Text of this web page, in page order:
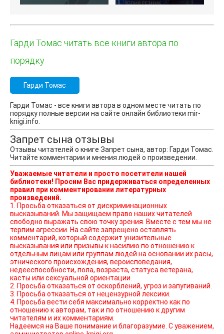
Гарди Томас читать все книги автора по
порядку
Гарди Томас
Гарди Томас - все книги автора в одном месте читать по
порядку полные версии на сайте онлайн библиотеки mir-
knigi.info.
Запрет сына отзывы
Отзывы читателей о книге Запрет сына, автор: Гарди Томас.
Читайте комментарии и мнения людей о произведении.
Уважаемые читатели и просто посетители нашей
библиотеки! Просим Вас придерживаться определенных
правил при комментировании литературных
произведений.
1. Просьба отказаться от дискриминационных
высказываний. Мы защищаем право наших читателей
свободно выражать свою точку зрения. Вместе с тем мы не
терпим агрессии. На сайте запрещено оставлять
комментарий, который содержит унизительные
высказывания или призывы к насилию по отношению к
отдельным лицам или группам людей на основании их расы,
этнического происхождения, вероисповедания,
недееспособности, пола, возраста, статуса ветерана,
касты или сексуальной ориентации.
2. Просьба отказаться от оскорблений, угроз и запугиваний.
3. Просьба отказаться от нецензурной лексики.
4. Просьба вести себя максимально корректно как по
отношению к авторам, так и по отношению к другим
читателям и их комментариям.
Надеемся на Ваше понимание и благоразумие. С уважением,